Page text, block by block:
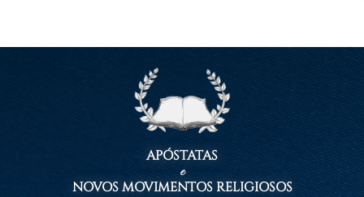
APÓSTATAS
e
NOVOS MOVIMENTOS RELIGIOSOS